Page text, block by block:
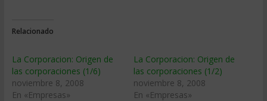
Relacionado
La Corporacion: Origen de
las corporaciones (1/6)
noviembre 8, 2008
En «Empresas»
La Corporacion: Origen de
las corporaciones (1/2)
noviembre 8, 2008
En «Empresas»